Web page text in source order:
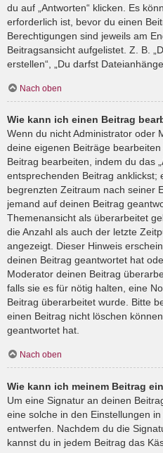
du auf „Antworten“ klicken. Es
erforderlich ist, bevor du einen
Berechtigungen sind jeweils am
Beitragsansicht aufgelistet. Z. B.
erstellen“, „Du darfst
Nach oben
Wie kann ich einen Beitrag
Wenn du nicht Administrator oder
deine eigenen Beiträge
Beitrag bearbeiten, indem du das
entsprechenden Beitrag anklickst;
begrenzten Zeitraum nach seiner
jemand auf deinen Beitrag
Themenansicht als überarbeitet
die Anzahl als auch der letzte
angezeigt. Dieser Hinweis
deinen Beitrag geantwortet hat
Moderator deinen Beitrag
falls sie es für nötig halten, eine
Beitrag überarbeitet wurde. Bitte
einen Beitrag nicht löschen
geantwortet hat.
Nach oben
Wie kann ich meinem Beitrag
Um eine Signatur an deinen
eine solche in den Einstellungen
entwerfen. Nachdem du die
kannst du in jedem Beitrag das